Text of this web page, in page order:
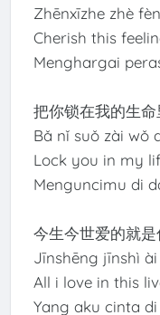
Zhēnxīzhe zhè
Cherish this
Menghargai
把你锁在我的生命
Bǎ nǐ suǒ zài wǒ
Lock you in my
Menguncimu di
今生今世爱的就是
Jīnshēng jīnshì
All i love in this
Yang aku cinta